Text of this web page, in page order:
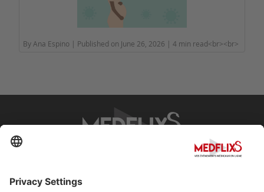
By Ana Espino | Published on June 26, 2026 | 4 min read<br><br>